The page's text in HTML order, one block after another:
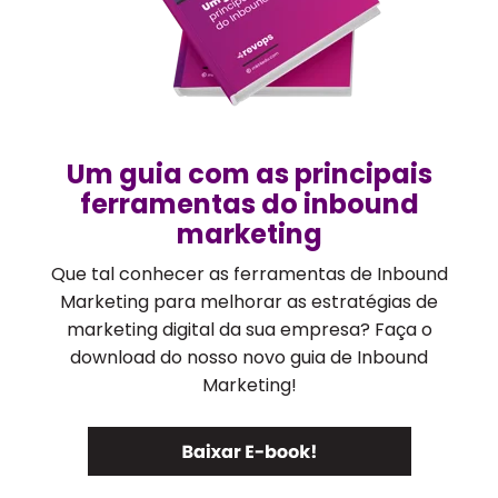
Um guia com as principais
ferramentas do inbound
marketing
Que tal conhecer as ferramentas de Inbound
Marketing para melhorar as estratégias de
marketing digital da sua empresa? Faça o
download do nosso novo guia de Inbound
Marketing!